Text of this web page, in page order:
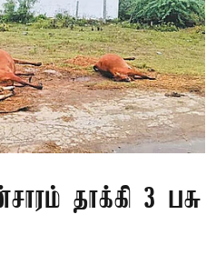
தாக்கி 3 பசு